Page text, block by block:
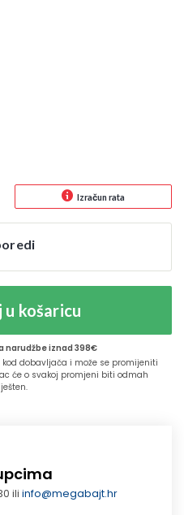
Izračun rata
u košaricu
narudžbe iznad 398€
dobavljača i može se promijeniti
će o svakoj promjeni biti odmah
iliinfo@megabajt.hr